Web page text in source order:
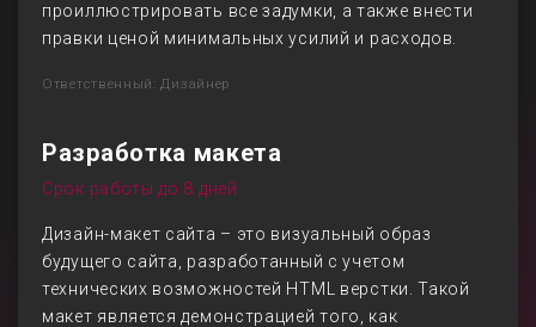
проиллюстрировать все задумки, а также внести
правки ценой минимальных усилий и расходов.
Ответственный: Дизайнер
Разработка макета
Срок работы до 8 дней
Дизайн-макет сайта – это визуальный образ
будущего сайта, разработанный с учетом
технических возможностей HTML верстки. Такой
макет является демонстрацией того, как